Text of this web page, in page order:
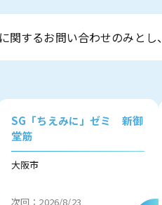
関するお問い合わせのみとし、
SG「ちえみに」ゼミ 新御
堂筋
大阪市
次回：2026/8/23